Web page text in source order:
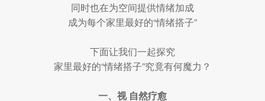
同时也在为空间提供情绪加成
成为每个家里最好的“情绪搭子”
下面让我们一起探究
家里最好的“情绪搭子”究竟有何魔力？
一、视 自然疗愈